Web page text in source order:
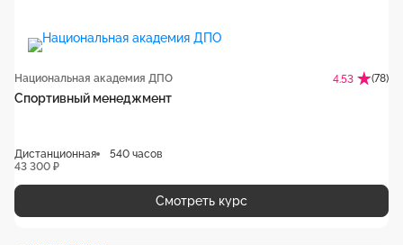
Национальная академия ДПО 4.53 (78)
Спортивный менеджмент
Дистанционная
540 часов
43 300 ₽
Смотреть курс